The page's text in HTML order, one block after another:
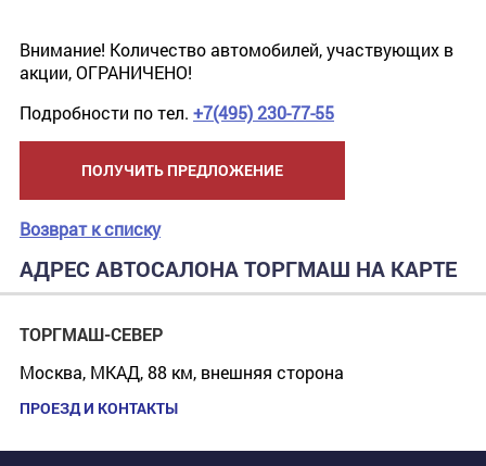
Внимание! Количество автомобилей, участвующих в
акции, ОГРАНИЧЕНО!
Подробности по тел. +7(495) 230-77-55
ПОЛУЧИТЬ ПРЕДЛОЖЕНИЕ
Возврат к списку
АДРЕС АВТОСАЛОНА ТОРГМАШ НА КАРТЕ
ТОРГМАШ-СЕВЕР
Москва, МКАД, 88 км, внешняя сторона
ПРОЕЗД И КОНТАКТЫ